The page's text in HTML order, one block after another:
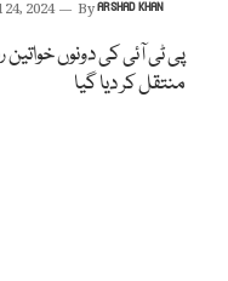
2024 ByARSHAD KHAN
پی ٹی آئی کی دونوں
منتقل کر دیا گیا